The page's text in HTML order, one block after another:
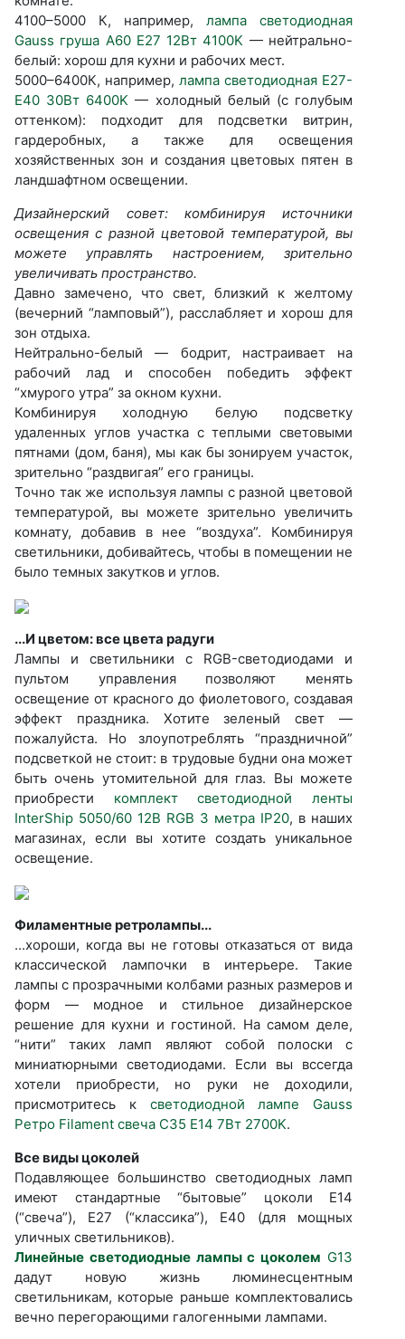
4100–5000 К, например, лампа светодиодная
Gauss груша A60 E27 12Вт 4100K — нейтрально-
белый: хорош для кухни и рабочих мест.
5000–6400К, например, лампа светодиодная E27-
E40 30Вт 6400K— холодный белый (с голубым
оттенком): подходит для подсветки витрин,
гардеробных, а также для освещения
хозяйственных зон и создания цветовых пятен в
ландшафтном освещении.
Дизайнерский совет: комбинируя источники
освещения с разной цветовой температурой, вы
можете управлять настроением, зрительно
увеличивать пространство.
Давно замечено, что свет, близкий к желтому
(вечерний “ламповый”), расслабляет и хорош для
зон отдыха.
Нейтрально-белый — бодрит, настраивает на
рабочий лад и способен победить эффект
“хмурого утра” за окном кухни.
Комбинируя холодную белую подсветку
удаленных углов участка с теплыми световыми
пятнами (дом, баня), мы как бы зонируем участок,
зрительно “раздвигая” его границы.
Точно так же используя лампы с разной цветовой
температурой, вы можете зрительно увеличить
комнату, добавив в нее “воздуха”. Комбинируя
светильники, добивайтесь, чтобы в помещении не
было темных закутков и углов.
...И цветом: все цвета радуги
Лампы и светильники с RGB-светодиодами и
пультом управления позволяют менять
освещение от красного до фиолетового, создавая
эффект праздника. Хотите зеленый свет —
пожалуйста. Но злоупотреблять “праздничной”
подсветкой не стоит: в трудовые будни она может
быть очень утомительной для глаз. Вы можете
приобрести комплект светодиодной ленты
InterShip 5050/60 12В RGB 3 метра IP20, в наших
магазинах, если вы хотите создать уникальное
освещение.
Филаментные ретролампы...
...хороши, когда вы не готовы отказаться от вида
классической лампочки в интерьере. Такие
лампы с прозрачными колбами разных размеров и
форм — модное и стильное дизайнерское
решение для кухни и гостиной. На самом деле,
“нити” таких ламп являют собой полоски с
миниатюрными светодиодами. Если вы вссегда
хотели приобрести, но руки не доходили,
присмотритесь к светодиодной лампе Gauss
Ретро Filament свеча C35 E14 7Вт 2700K.
Все виды цоколей
Подавляющее большинство светодиодных ламп
имеют стандартные “бытовые” цоколи Е14
(“свеча”), Е27 (“классика”), Е40 (для мощных
уличных светильников).
Линейные светодиодные лампы с цоколем G13
дадут новую жизнь люминесцентным
светильникам, которые раньше комплектовались
вечно перегорающими галогенными лампами.